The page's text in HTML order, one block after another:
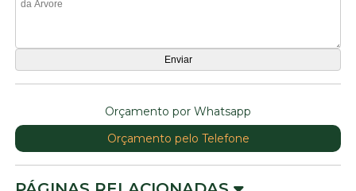
Orçamento por Whatsapp
Orçamento pelo Telefone